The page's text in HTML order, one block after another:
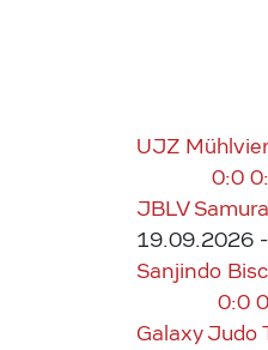
UJZ
0:0
JBLV
19.09.2026
Sanjindo
0:0
Galaxy Judo